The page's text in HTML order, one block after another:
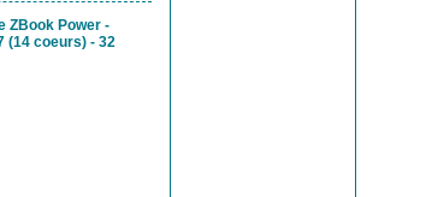
ZBook Power -
(14 coeurs) - 32